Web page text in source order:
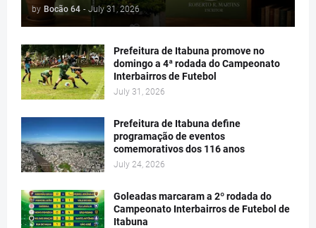
by Bocão 64 - July 31, 2026
Prefeitura de Itabuna promove no
domingo a 4ª rodada do Campeonato
Interbairros de Futebol
July 31, 2026
Prefeitura de Itabuna define
programação de eventos
comemorativos dos 116 anos
July 24, 2026
Goleadas marcaram a 2º rodada do
Campeonato Interbairros de Futebol de
Itabuna